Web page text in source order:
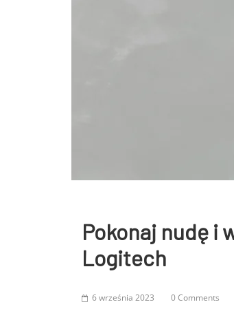
Pokonaj nudę i
Logitech
6 września 2023 0 Comments